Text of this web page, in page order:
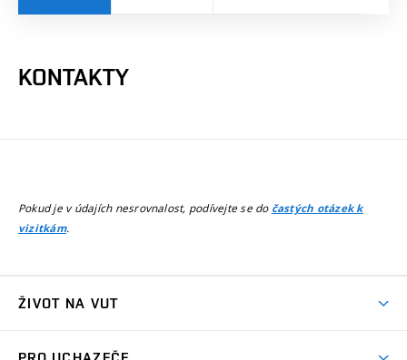
KONTAKTY
Pokud je v údajích nesrovnalost, podívejte se do častých otázek k
vizitkám.
ŽIVOT NA VUT